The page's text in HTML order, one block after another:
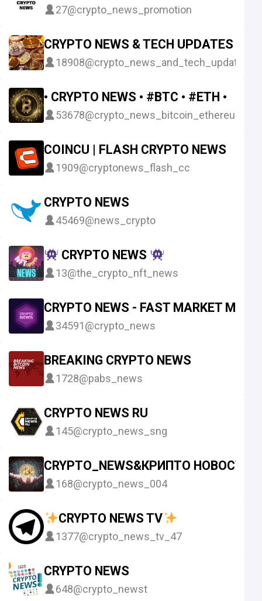
27@crypto_news_promotion
CRYPTO NEWS & TECH UPDATES
18908@crypto_news_and_tech_updates
• CRYPTO NEWS • #BTC • #ETH •
53678@crypto_news_bitcoin_ethereum
COINCU | FLASH CRYPTO NEWS
1909@cryptonews_flash_cc
CRYPTO NEWS
45469@news_crypto
CRYPTO NEWS
13@the_crypto_nft_news
CRYPTO NEWS - FAST MARKET
34591@crypto_news
BREAKING CRYPTO NEWS
1728@pabs_news
CRYPTO NEWS RU
145@crypto_news_sng
CRYPTO_NEWS&КРИПТО НОВОСТИ
168@crypto_news_004
CRYPTO NEWS TV
1377@crypto_news_tv_47
CRYPTO NEWS
648@crypto_newst